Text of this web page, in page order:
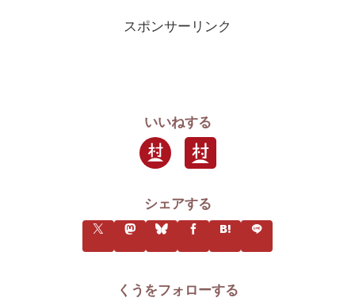
スポンサーリンク
いいねする
シェアする
くうをフォローする